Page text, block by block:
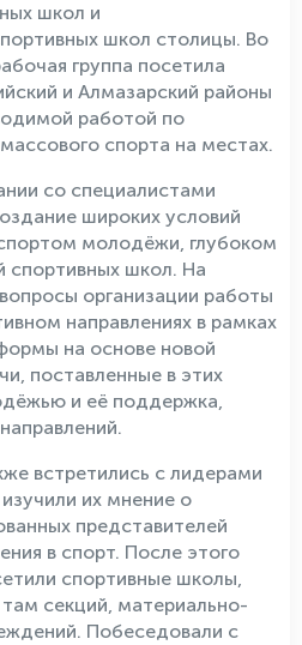
школ и
школ столицы. Во
группа посетила
и Алмазарский районы
работой по
спорта на местах.
со специалистами
широких условий
молодёжи, глубоком
спортивных школ. На
организации работы
направлениях в рамках
на основе новой
поставленные в этих
и её поддержка,
встретились с лидерами
их мнение о
представителей
в спорт. После этого
спортивные школы,
секций, материально-
Побеседовали с